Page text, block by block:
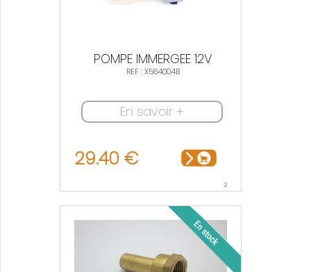
POMPE IMMERGEE 12V
REF : X564004B
En savoir +
29.40 €
2